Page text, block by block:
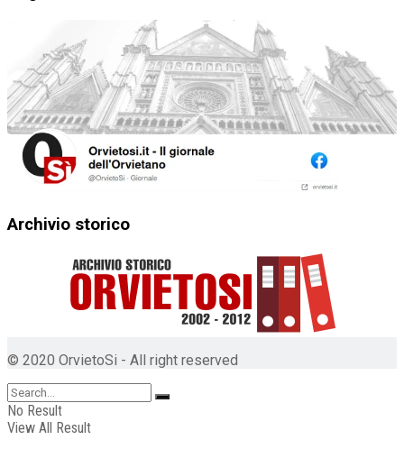
Archivio storico
© 2020 OrvietoSi - All right reserved
No Result
View All Result